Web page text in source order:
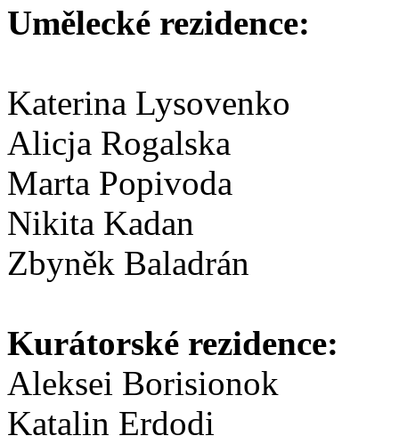
Umělecké rezidence:
Katerina Lysovenko
Alicja Rogalska
Marta Popivoda
Nikita Kadan
Zbyněk Baladrán
Kurátorské rezidence:
Aleksei Borisionok
Katalin Erdodi